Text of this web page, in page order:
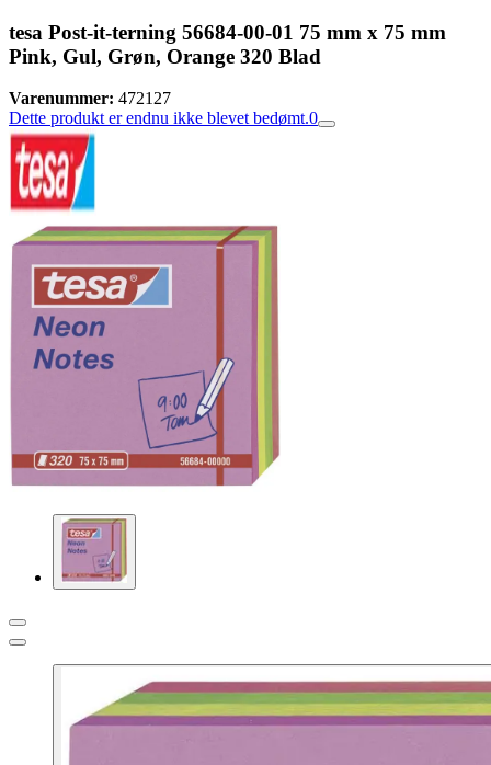
tesa Post-it-terning 56684-00-01 75 mm x 75 mm
Pink, Gul, Grøn, Orange 320 Blad
Varenummer: 472127
Dette produkt er endnu ikke blevet bedømt.0